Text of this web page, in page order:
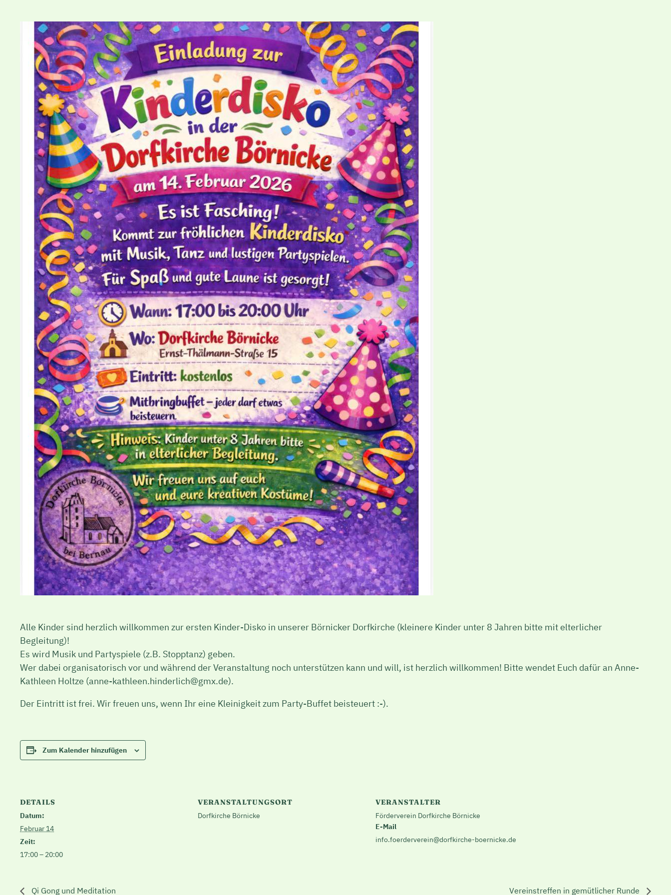
Alle Kinder sind herzlich willkommen zur ersten Kinder-Disko in unserer Börnicker Dorfkirche (kleinere Kinder unter 8 Jahren bitte mit elterlicher
Begleitung)!
Es wird Musik und Partyspiele (z.B. Stopptanz) geben.
Wer dabei organisatorisch vor und während der Veranstaltung noch unterstützen kann und will, ist herzlich willkommen! Bitte wendet Euch dafür an Anne-
Kathleen Holtze (anne-kathleen.hinderlich@gmx.de).
Der Eintritt ist frei. Wir freuen uns, wenn Ihr eine Kleinigkeit zum Party-Buffet beisteuert :-).
Zum Kalender hinzufügen
DETAILS
Datum:
Februar 14
Zeit:
17:00 – 20:00
VERANSTALTUNGSORT
Dorfkirche Börnicke
VERANSTALTER
Förderverein Dorfkirche Börnicke
E-Mail
info.foerderverein@dorfkirche-boernicke.de
Qi Gong und Meditation Vereinstreffen in gemütlicher Runde